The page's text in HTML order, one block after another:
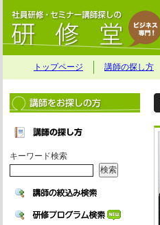
トップページ 講師の探し方
キーワード検索